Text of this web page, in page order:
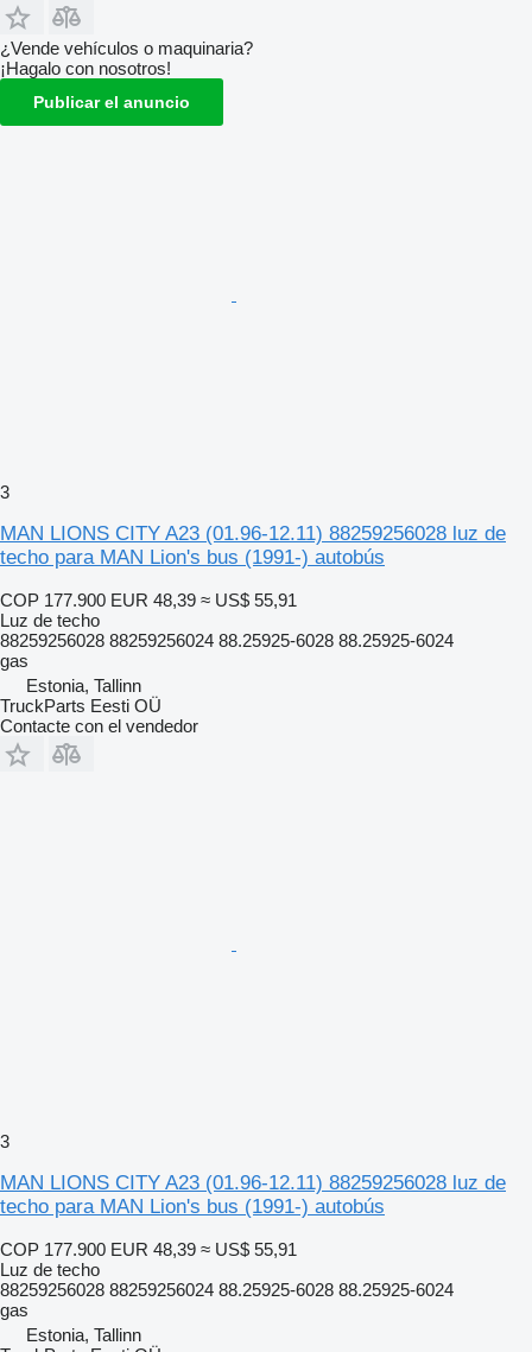
¿Vende vehículos o maquinaria?
¡Hagalo con nosotros!
Publicar el anuncio
3
MAN LIONS CITY A23 (01.96-12.11) 88259256028 luz de
techo para MAN Lion's bus (1991-) autobús
COP 177.900 EUR 48,39 ≈ US$ 55,91
Luz de techo
88259256028 88259256024 88.25925-6028 88.25925-6024
gas
Estonia, Tallinn
TruckParts Eesti OÜ
Contacte con el vendedor
3
MAN LIONS CITY A23 (01.96-12.11) 88259256028 luz de
techo para MAN Lion's bus (1991-) autobús
COP 177.900 EUR 48,39 ≈ US$ 55,91
Luz de techo
88259256028 88259256024 88.25925-6028 88.25925-6024
gas
Estonia, Tallinn